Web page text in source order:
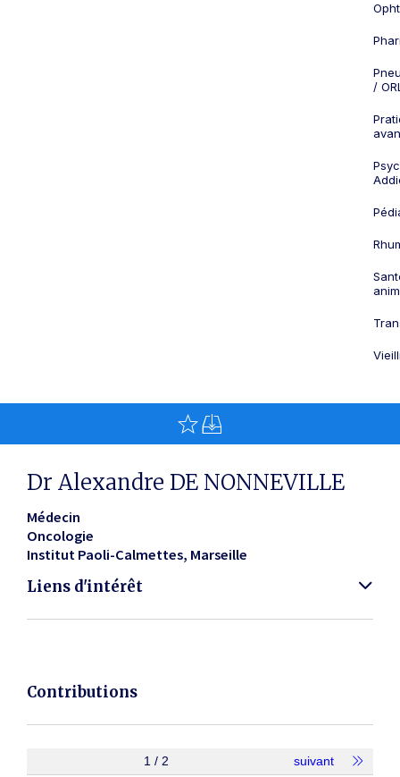
/
Dr Alexandre DE NONNEVILLE
Médecin
Oncologie
Institut Paoli-Calmettes Marseille
Liens d'intérêt
Contributions
1 / 2 suivant